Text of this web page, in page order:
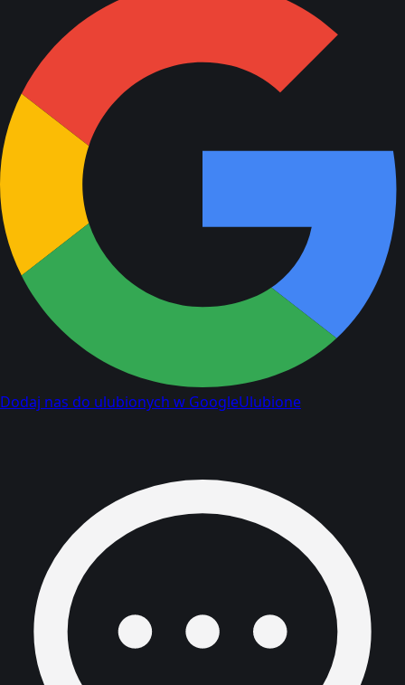
Dodaj nas do ulubionych w GoogleUlubione